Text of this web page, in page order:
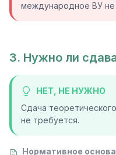
международное ВУ не
3. Нужно ли
НЕТ, НЕ НУЖНО
Сдача
не требуется.
Нормативное